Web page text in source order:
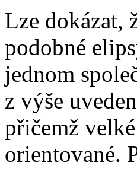
Lze dokázat,
podobné
jednom
z výše
přičemž
orientované.